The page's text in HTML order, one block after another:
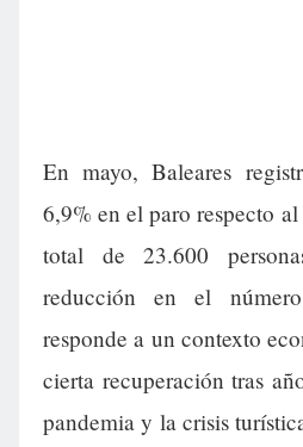
En mayo, Baleares
6,9% en el paro respecto
total de 23.600
reducción en el
responde a un contexto
cierta recuperación tras
pandemia y la crisis